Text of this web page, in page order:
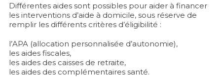
Différentes aides sont possibles pour aider à financer
les interventions d’aide à domicile, sous réserve de
remplir les différents critères d’éligibilité :
l’APA (allocation personnalisée d’autonomie),
les aides fiscales,
les aides des caisses de retraite,
les aides des complémentaires santé.